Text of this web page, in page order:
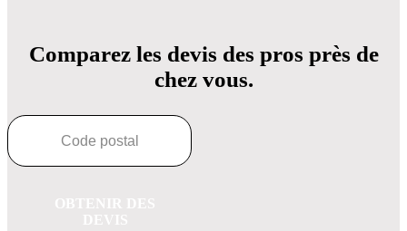
Comparez les devis des pros près de
chez vous.